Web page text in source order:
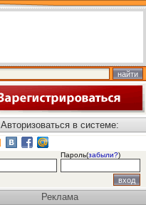
Авторизоваться в системе:
Пароль(забыли?)
Реклама